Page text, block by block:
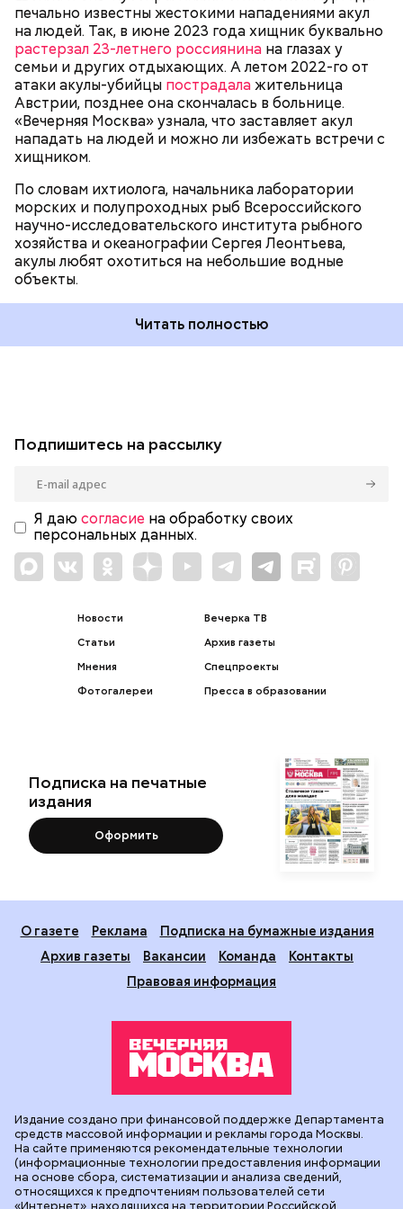
печально известны жестокими нападениями акул
на людей. Так, в июне 2023 года хищник буквально
растерзал 23-летнего россиянина на глазах у
семьи и других отдыхающих. А летом 2022-го от
атаки акулы-убийцы пострадалажительница
Австрии, позднее она скончалась в больнице.
«Вечерняя Москва» узнала, что заставляет акул
нападать на людей и можно ли избежать встречи с
хищником.
По словам ихтиолога, начальника лаборатории
морских и полупроходных рыб Всероссийского
научно-исследовательского института рыбного
хозяйства и океанографии Сергея Леонтьева,
акулы любят охотиться на небольшие водные
объекты.
Читать полностью
Подпишитесь на рассылку
Я даю согласие на обработку своих
персональных данных.
Новости
Статьи
Мнения
Фотогалереи
Вечерка ТВ
Архив газеты
Спецпроекты
Пресса в образовании
Подписка на печатные
издания
Оформить
О газете Реклама
Подписка на бумажные издания
Архив газеты
Вакансии Команда
Контакты
Правовая информация
Издание создано при финансовой поддержке Департамента
средств массовой информации и рекламы города Москвы.
На сайте применяются рекомендательные технологии
(информационные технологии предоставления информации
на основе сбора, систематизации и анализа сведений,
относящихся к предпочтениям пользователей сети
«Интернет», находящихся на территории Российской